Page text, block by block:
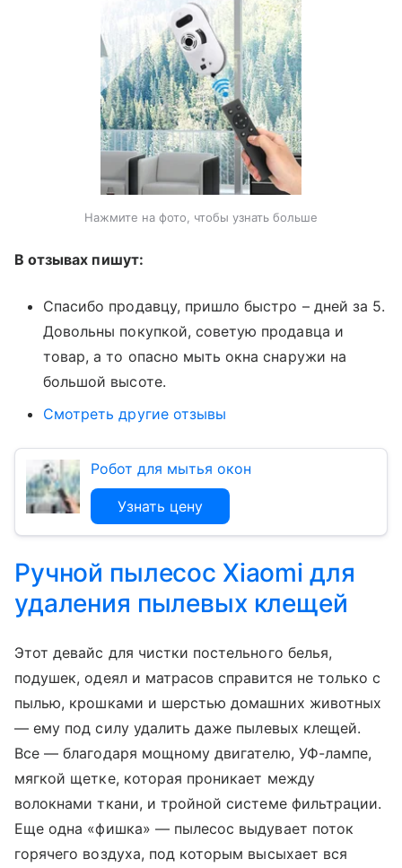
Нажмите на фото, чтобы узнать больше
В отзывах пишут:
Спасибо продавцу, пришло быстро – дней за 5.
Довольны покупкой, советую продавца и
товар, а то опасно мыть окна снаружи на
большой высоте.
Смотреть другие отзывы
Робот для мытья окон
Узнать цену
Ручной пылесос Xiaomi для
удаления пылевых клещей
Этот девайс для чистки постельного белья,
подушек, одеял и матрасов справится не только с
пылью, крошками и шерстью домашних животных
— ему под силу удалить даже пылевых клещей.
Все — благодаря мощному двигателю, УФ-лампе,
мягкой щетке, которая проникает между
волокнами ткани, и тройной системе фильтрации.
Еще одна «фишка» — пылесос выдувает поток
горячего воздуха, под которым высыхает вся